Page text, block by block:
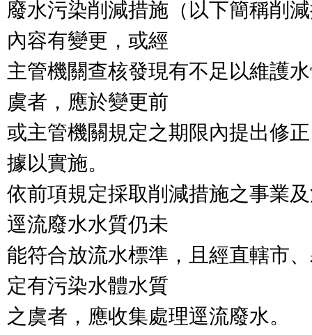
廢水污染削減措施（以下簡稱削
內容有變更，或經
主管機關查核發現有不足以維護
虞者，應於變更前
或主管機關規定之期限內提出修
據以實施。
依前項規定採取削減措施之事業
逕流廢水水質仍未
能符合放流水標準，且經直轄市
定有污染水體水質
之虞者，應收集處理逕流廢水。